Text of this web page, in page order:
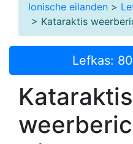
Ionische eilanden >
> Kataraktis
Lefkas:
Kataraktis